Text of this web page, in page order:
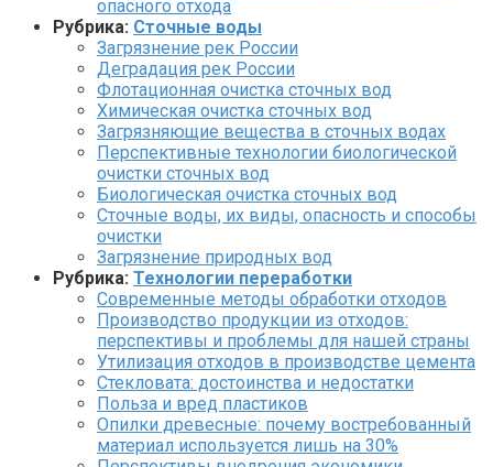
опасного отхода
Рубрика: Сточные воды
Загрязнение рек России
Деградация рек России
Флотационная очистка сточных вод
Химическая очистка сточных вод
Загрязняющие вещества в сточных водах
Перспективные технологии биологической
очистки сточных вод
Биологическая очистка сточных вод
Сточные воды, их виды, опасность и способы
очистки
Загрязнение природных вод
Рубрика: Технологии переработки
Современные методы обработки отходов
Производство продукции из отходов:
перспективы и проблемы для нашей страны
Утилизация отходов в производстве цемента
Стекловата: достоинства и недостатки
Польза и вред пластиков
Опилки древесные: почему востребованный
материал используется лишь на 30%